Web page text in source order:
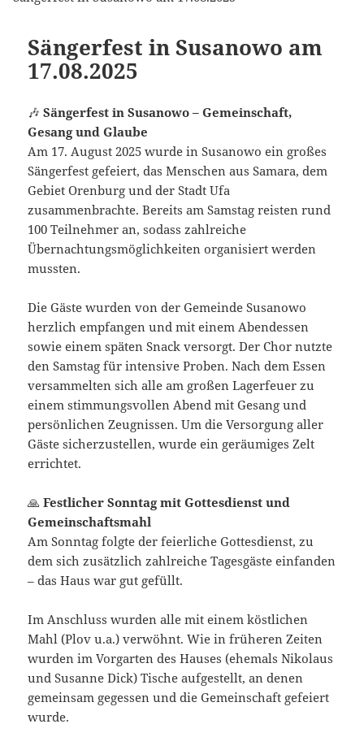
Sängerfest in Susanowo am
17.08.2025
🎶Sängerfest in Susanowo – Gemeinschaft,
Gesang und Glaube
Am 17. August 2025 wurde in Susanowo ein großes
Sängerfest gefeiert, das Menschen aus Samara, dem
Gebiet Orenburg und der Stadt Ufa
zusammenbrachte. Bereits am Samstag reisten rund
100 Teilnehmer an, sodass zahlreiche
Übernachtungsmöglichkeiten organisiert werden
mussten.
Die Gäste wurden von der Gemeinde Susanowo
herzlich empfangen und mit einem Abendessen
sowie einem späten Snack versorgt. Der Chor nutzte
den Samstag für intensive Proben. Nach dem Essen
versammelten sich alle am großen Lagerfeuer zu
einem stimmungsvollen Abend mit Gesang und
persönlichen Zeugnissen. Um die Versorgung aller
Gäste sicherzustellen, wurde ein geräumiges Zelt
errichtet.
🙏Festlicher Sonntag mit Gottesdienst und
Gemeinschaftsmahl
Am Sonntag folgte der feierliche Gottesdienst, zu
dem sich zusätzlich zahlreiche Tagesgäste einfanden
– das Haus war gut gefüllt.
Im Anschluss wurden alle mit einem köstlichen
Mahl (Plov u.a.) verwöhnt. Wie in früheren Zeiten
wurden im Vorgarten des Hauses (ehemals Nikolaus
und Susanne Dick) Tische aufgestellt, an denen
gemeinsam gegessen und die Gemeinschaft gefeiert
wurde.